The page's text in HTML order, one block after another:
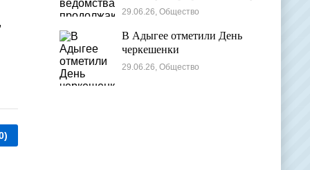
деятельность в детских
29.06.26, Общество
В Адыгее отметили День
черкешенки
29.06.26, Общество